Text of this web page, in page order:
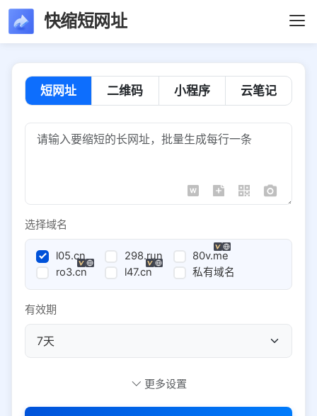
快缩短网址
短网址 二维码 小程序 云笔记
选择域名
l05.cn 298.run
80v.me
ro3.cn
l47.cn 私有域名
有效期
更多设置